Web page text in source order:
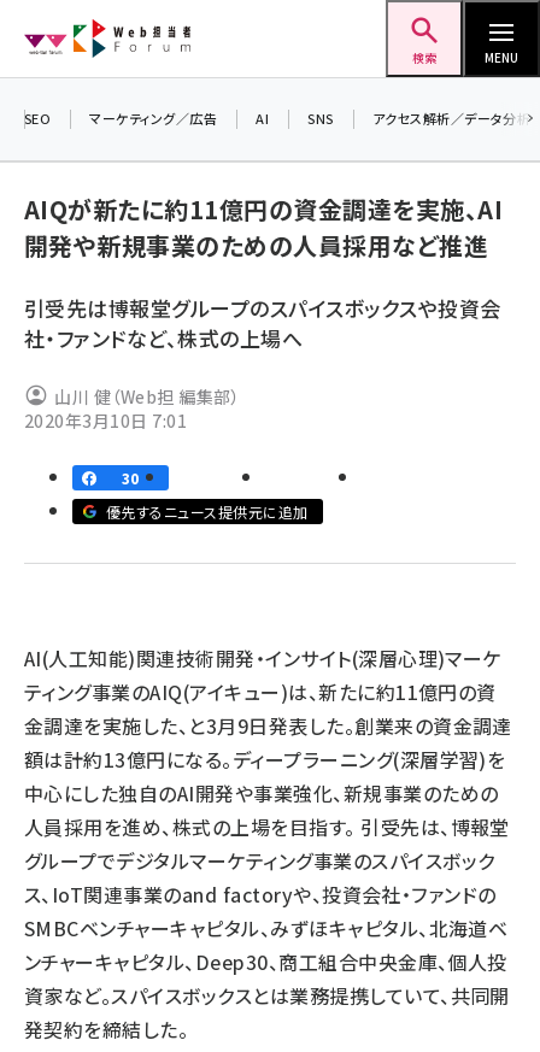
ン
検索 MENU
ai (2807)
note (2312)
z世代 (1622)
SEO マーケティング／広告 AI SNS アクセス解析／データ分析
AIQが新たに約11億円の資金調達を実施、AI
開発や新規事業のための人員採用など推進
引受先は博報堂グループのスパイスボックスや投資会
社・ファンドなど、株式の上場へ
山川 健（Web担 編集部）
2020年3月10日 7:01
30
優先するニュース提供元に追加
AI(人工知能)関連技術開発・インサイト(深層心理)マーケ
ティング事業のAIQ(アイキュー)は、新たに約11億円の資
金調達を実施した、と3月9日発表した。創業来の資金調達
額は計約13億円になる。ディープラーニング(深層学習)を
中心にした独自のAI開発や事業強化、新規事業のための
人員採用を進め、株式の上場を目指す。 引受先は、博報堂
グループでデジタルマーケティング事業のスパイスボック
ス、IoT関連事業のand factoryや、投資会社・ファンドの
SMBCベンチャーキャピタル、みずほキャピタル、北海道ベ
ンチャーキャピタル、Deep30、商工組合中央金庫、個人投
資家など。スパイスボックスとは業務提携していて、共同開
発契約を締結した。